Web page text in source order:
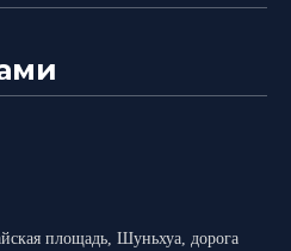
площадь, Шуньхуа, дорога